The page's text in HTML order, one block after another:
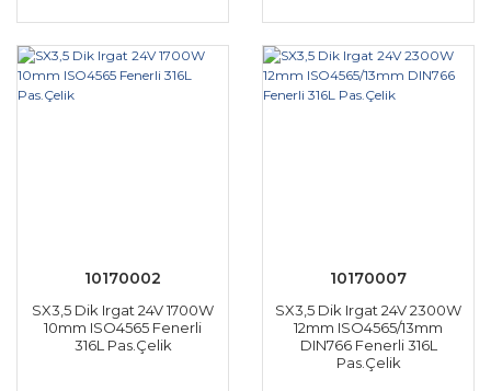
10170002
SX3,5 Dik Irgat 24V 1700W
10mm ISO4565 Fenerli
316L Pas.Çelik
10170007
SX3,5 Dik Irgat 24V 2300W
12mm ISO4565/13mm
DIN766 Fenerli 316L
Pas.Çelik